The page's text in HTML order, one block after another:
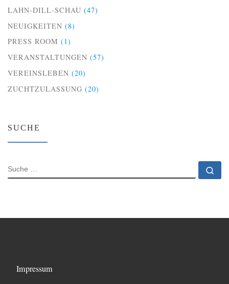
LAHN-DILL-SCHAU (47)
NEUIGKEITEN (8)
PRESS ROOM (1)
VERANSTALTUNGEN (57)
VEREINSLEBEN (20)
ZUCHTZULASSUNG (20)
SUCHE
SUCHE
Impressum